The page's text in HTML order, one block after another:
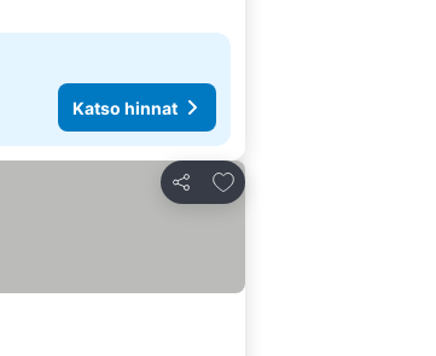
Katso hinnat
Jaa
Lisää suosikkeihin